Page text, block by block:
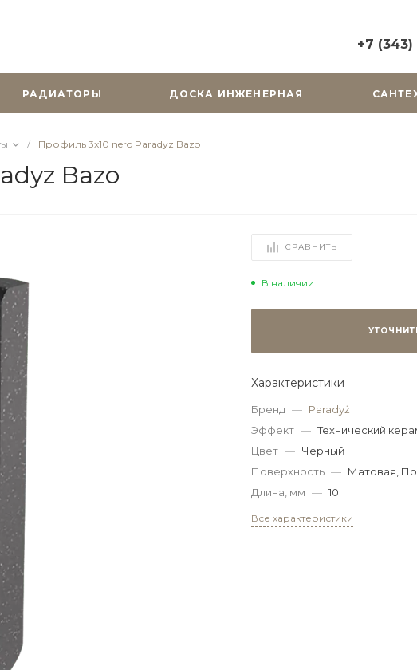
+7
г.
Горького,
РАДИАТОРЫ ДОСКА ИНЖЕНЕРНАЯ
/ Профиль 3х10 nero Paradyz Bazo
Bazo
СРАВНИТЬ
В наличии
Характеристики
Бренд — Paradyż
Эффект — Технический
Цвет — Черный
Поверхность — Матовая,
Длина, мм — 10
Все характеристики